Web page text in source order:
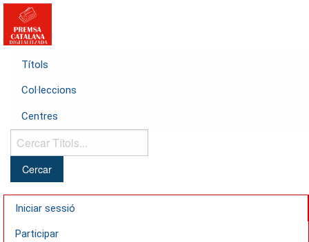
Títols
Col·leccions
Centres
Cercar
Títols...
Iniciar sessió
Participar